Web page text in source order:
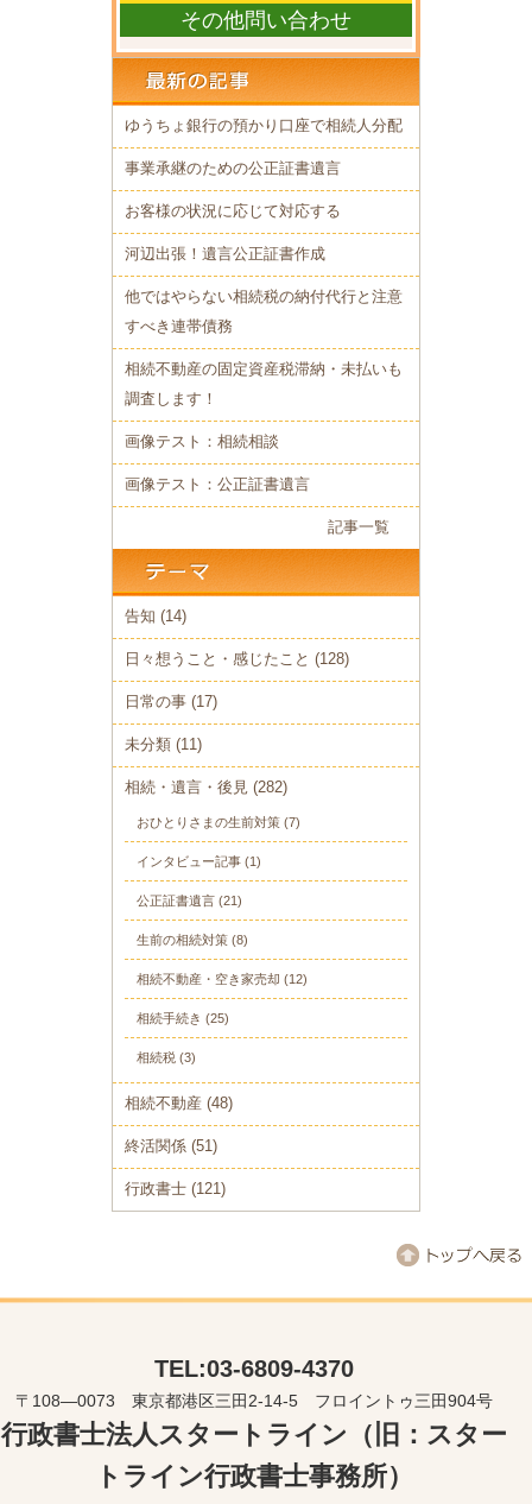
その他問い合わせ
ゆうちょ銀行の預かり口座で相続人分配
事業承継のための公正証書遺言
お客様の状況に応じて対応する
河辺出張！遺言公正証書作成
他ではやらない相続税の納付代行と注意
すべき連帯債務
相続不動産の固定資産税滞納・未払いも
調査します！
画像テスト：相続相談
画像テスト：公正証書遺言
記事一覧
告知 (14)
日々想うこと・感じたこと (128)
日常の事 (17)
未分類 (11)
相続・遺言・後見 (282)
おひとりさまの生前対策 (7)
インタビュー記事 (1)
公正証書遺言 (21)
生前の相続対策 (8)
相続不動産・空き家売却 (12)
相続手続き (25)
相続税 (3)
相続不動産 (48)
終活関係 (51)
行政書士 (121)
TEL:03-6809-4370
〒108―0073 東京都港区三田2-14-5 フロイントゥ三田904号
行政書士法人スタートライン（旧：スター
トライン行政書士事務所）